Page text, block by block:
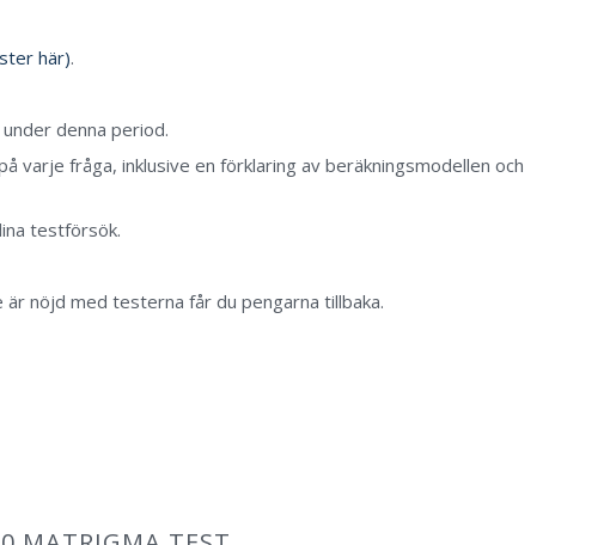
här).
denna period.
varje fråga, inklusive en förklaring av beräkningsmodellen och
testförsök.
är nöjd med testerna får du pengarna tillbaka.